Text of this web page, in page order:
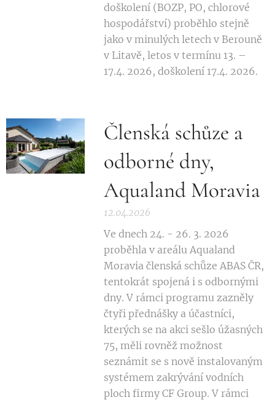
doškolení (BOZP, PO, chlorové
hospodářství) proběhlo stejně
jako v minulých letech v Berouně
v Litavě, letos v termínu 13. –
17.4. 2026, doškolení 17.4. 2026.
Členská schůze a
odborné dny,
Aqualand Moravia
12.04.2026
Ve dnech 24. - 26. 3. 2026
proběhla v areálu Aqualand
Moravia členská schůze ABAS ČR,
tentokrát spojená i s odbornými
dny. V rámci programu zazněly
čtyři přednášky a účastníci,
kterých se na akci sešlo úžasných
75, měli rovněž možnost
seznámit se s nově instalovaným
systémem zakrývání vodních
ploch firmy CF Group. V rámci